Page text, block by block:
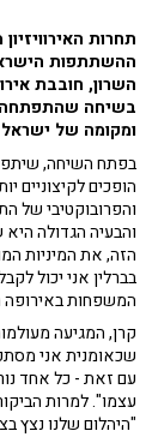
תחרות
ההשתתפות
בשיחה שהתפתחה
ומקומה של
בפתח השיחה,
הופכים לקיצוניים
והפרובוקטיבי של
והבעיה הגדולה
הזה, את המיניות
בברלין אני יכול
המשפחות באירופה
קרן, המגיעה
שכאומנית אני
עם זאת - כל אחד
עצמו". למרות
"היהלום שלנו נצץ